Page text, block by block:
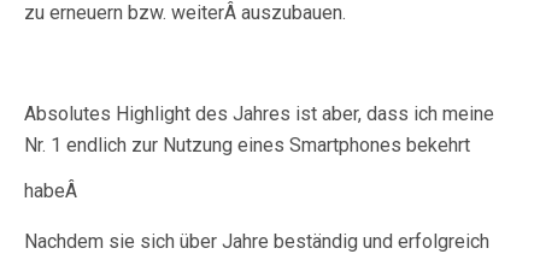
zu erneuern bzw. weiterÂ auszubauen.
Absolutes Highlight des Jahres ist aber, dass ich meine
Nr. 1 endlich zur Nutzung eines Smartphones bekehrt
habeÂ
Nachdem sie sich über Jahre beständig und erfolgreich